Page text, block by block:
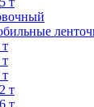
т
т